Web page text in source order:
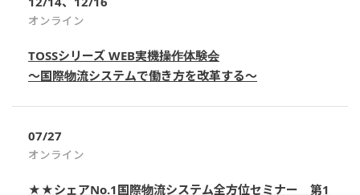
オンライン
TOSSシリーズ WEB実機操作体験会
～国際物流システムで働き方を改革する～
07/27
オンライン
★★シェアNo.1国際物流システム全方位セミナー 第1